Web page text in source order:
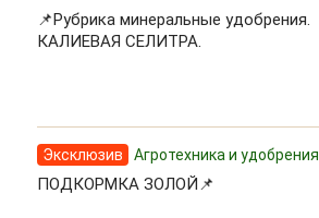
📌Рубрика минеральные удобрения.
КАЛИЕВАЯ СЕЛИТРА.
Эксклюзив Агротехника и удобрения
ПОДКОРМКА ЗОЛОЙ📌